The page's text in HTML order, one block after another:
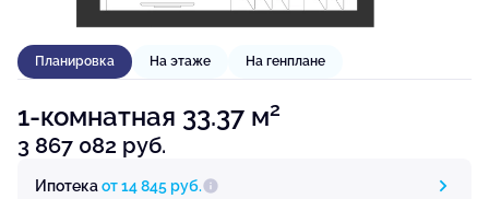
Планировка На этаже На генплане
1-комнатная 33.37 м2
3 867 082 руб.
Ипотекаот 14 845 руб.